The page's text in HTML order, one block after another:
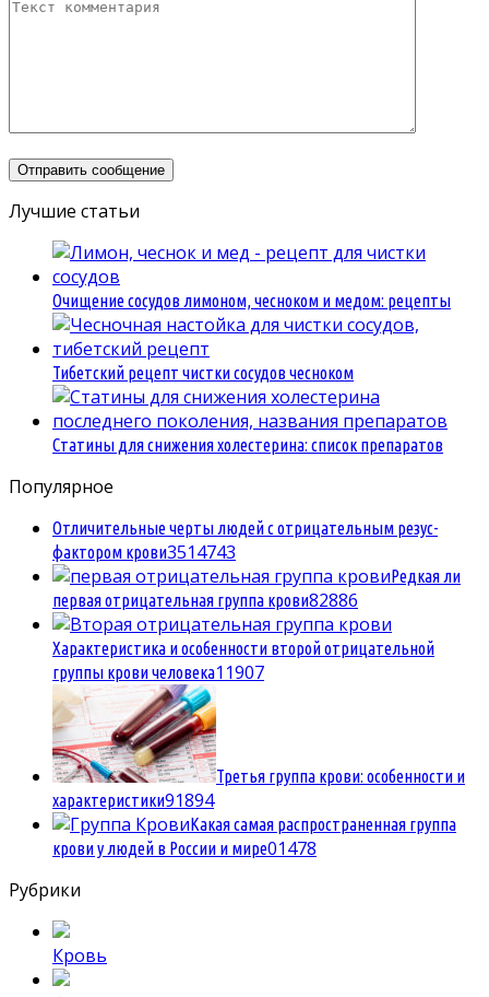
Лучшие статьи
Очищение сосудов лимоном, чесноком и медом: рецепты
Тибетский рецепт чистки сосудов чесноком
Статины для снижения холестерина: список препаратов
Популярное
Отличительные черты людей с отрицательным резус-
фактором крови3514743
Редкая ли
первая отрицательная группа крови82886
Характеристика и особенности второй отрицательной
группы крови человека1 1907
Третья группа крови: особенности и
характеристики91894
Какая самая распространенная группа
крови у людей в России и мире01478
Рубрики
Кровь